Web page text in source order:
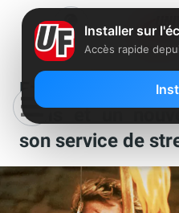
Freebox : Free
films et un
son service de
Installer sur
Accès rapide